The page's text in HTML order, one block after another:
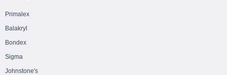
Primalex
Balakryl
Bondex
Sigma
Johnstone's